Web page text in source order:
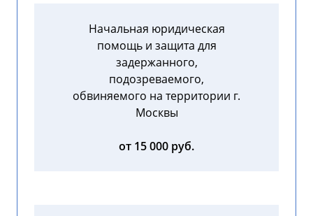
Начальная юридическая
помощь и защита для
задержанного,
подозреваемого,
обвиняемого на территории г.
Москвы
от 15 000 руб.